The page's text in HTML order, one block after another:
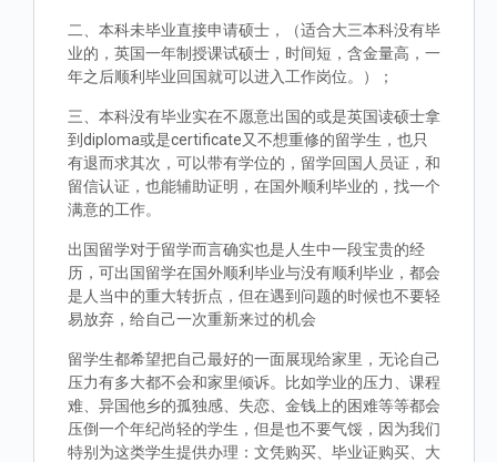
二、本科未毕业直接申请硕士，（适合大三本科没有毕
业的，英国一年制授课试硕士，时间短，含金量高，一
年之后顺利毕业回国就可以进入工作岗位。）；
三、本科没有毕业实在不愿意出国的或是英国读硕士拿
到diploma或是certificate又不想重修的留学生，也只
有退而求其次，可以带有学位的，留学回国人员证，和
留信认证，也能辅助证明，在国外顺利毕业的，找一个
满意的工作。
出国留学对于留学而言确实也是人生中一段宝贵的经
历，可出国留学在国外顺利毕业与没有顺利毕业，都会
是人当中的重大转折点，但在遇到问题的时候也不要轻
易放弃，给自己一次重新来过的机会
留学生都希望把自己最好的一面展现给家里，无论自己
压力有多大都不会和家里倾诉。比如学业的压力、课程
难、异国他乡的孤独感、失恋、金钱上的困难等等都会
压倒一个年纪尚轻的学生，但是也不要气馁，因为我们
特别为这类学生提供办理：文凭购买、毕业证购买、大